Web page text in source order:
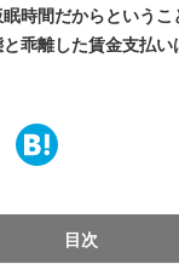
時間だからという
乖離した賃金支払
目次